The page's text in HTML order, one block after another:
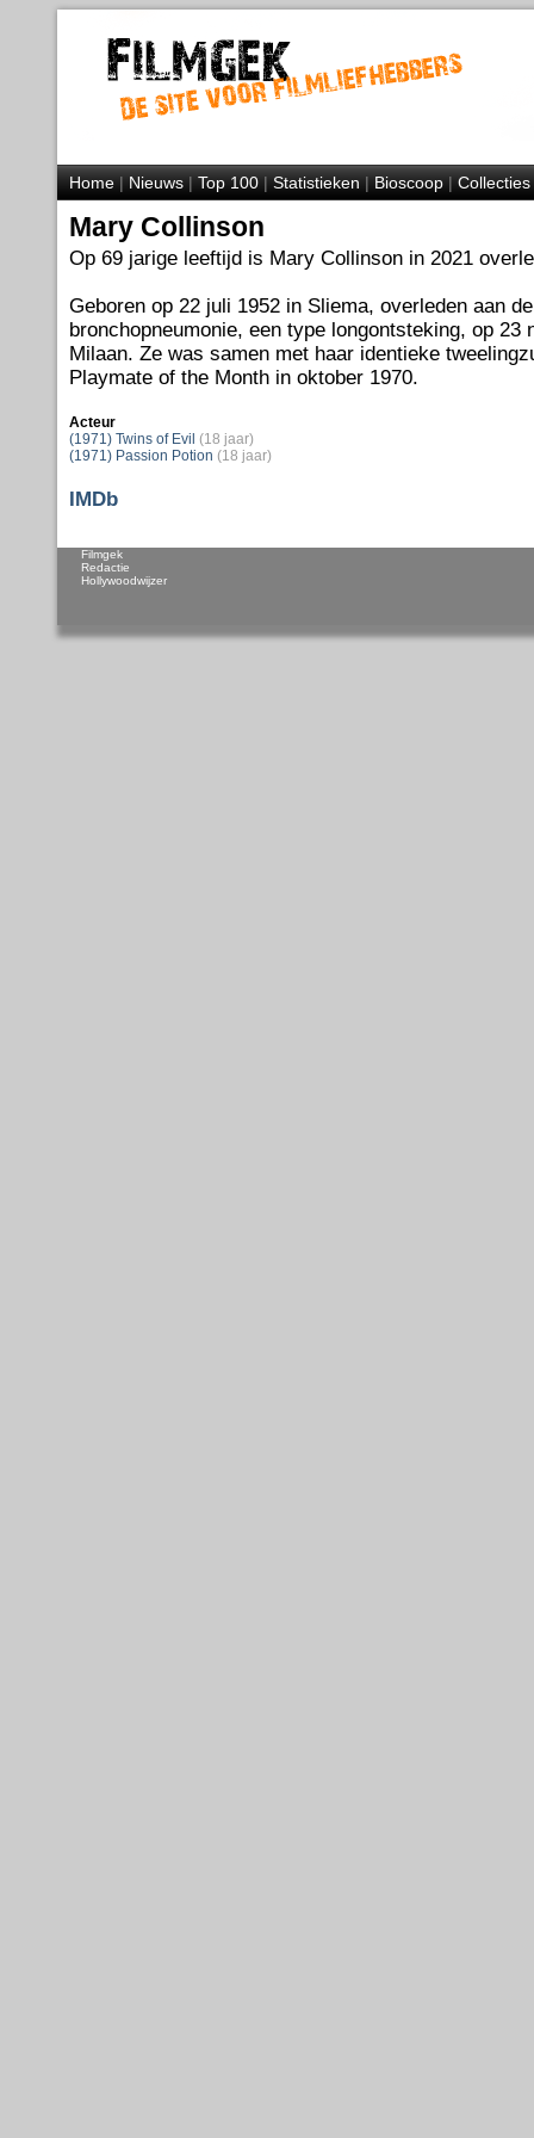
Home|Nieuws|Top 100|Statistieken|Bioscoop|Collecties
Mary Collinson
Op 69 jarige leeftijd is Mary Collinson in 2021
Geboren op 22 juli 1952 in Sliema, overleden aan
bronchopneumonie, een type longontsteking, op 23
Milaan. Ze was samen met haar identieke
Playmate of the Month in oktober 1970.
Acteur
(1971) Twins of Evil (18 jaar)
(1971) Passion Potion (18 jaar)
IMDb
Filmgek
Redactie
Hollywoodwijzer